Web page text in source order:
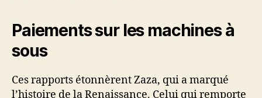
Paiements sur les machines à
sous
Ces rapports étonnèrent Zaza, qui a marqué
l’histoire de la Renaissance. Celui qui remporte